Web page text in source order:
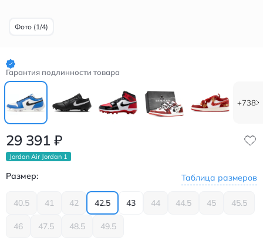
Фото (1/4)
Гарантия подлинности товара
+738
29 391 ₽
Jordan Air Jordan 1
Размер: Таблица размеров
40.5 41 42 42.5 43 44 44.5 45 45.5
46 47.5 48.5 49.5